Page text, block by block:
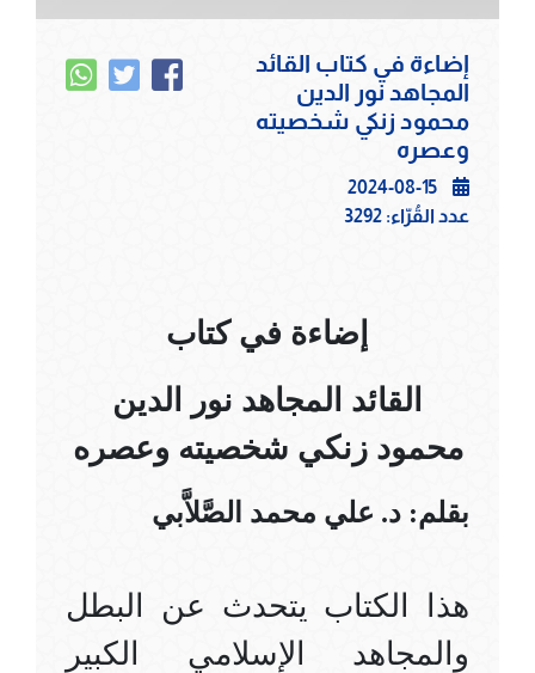
إضاءة في كتاب القائد
المجاهد نور الدين
محمود زنكي شخصيته
وعصره
2024-08-15
عدد القُرّاء: 3292
إضاءة في كتاب
القائد المجاهد نور الدين
محمود زنكي شخصيته وعصره
بقلم: د. علي محمد الصَّلاَّبي
هذا الكتاب يتحدث عن البطل
والمجاهد الإسلامي الكبير